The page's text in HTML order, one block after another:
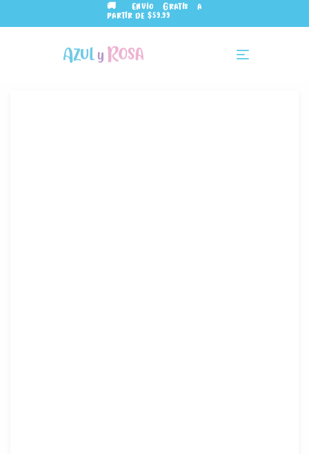
🚚 Envío Gratis a
partir de $59.99